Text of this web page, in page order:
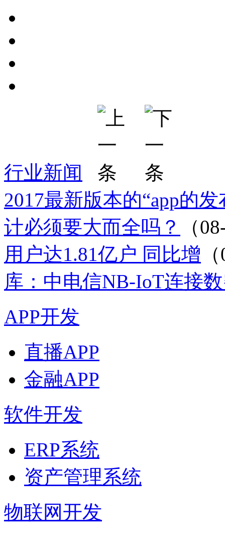
行业新闻
2017最新版本的“app的发
计必须要大而全吗？
（
用户达1.81亿户 同比增
库：中电信NB-IoT连接
APP开发
直播APP
金融APP
软件开发
ERP系统
资产管理系统
物联网开发